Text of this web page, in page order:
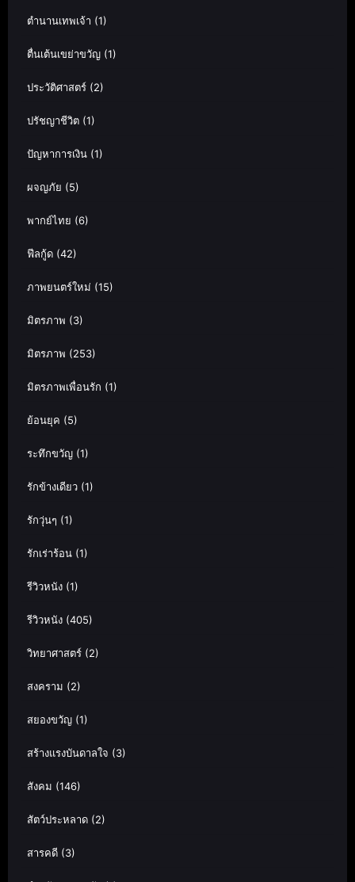
ตำนานเทพเจ้า (1)
ตื่นเต้นเขย่าขวัญ (1)
ประวัติศาสตร์ (2)
ปรัชญาชีวิต (1)
ปัญหาการเงิน (1)
ผจญภัย (5)
พากย์ไทย (6)
ฟีลกู้ด (42)
ภาพยนตร์ใหม่ (15)
มิตรภาพ (3)
มิตรภาพ (253)
มิตรภาพเพื่อนรัก (1)
ย้อนยุค (5)
ระทึกขวัญ (1)
รักข้างเดียว (1)
รักวุ่นๆ (1)
รักเร่าร้อน (1)
รีวิวหนัง (1)
รีวิวหนัง (405)
วิทยาศาสตร์ (2)
สงคราม (2)
สยองขวัญ (1)
สร้างแรงบันดาลใจ (3)
สังคม (146)
สัตว์ประหลาด (2)
สารคดี (3)